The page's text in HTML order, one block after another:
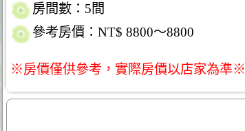
房間數：5間
參考房價：NT$ 8800～8800
※房價僅供參考，實際房價以店家為準※